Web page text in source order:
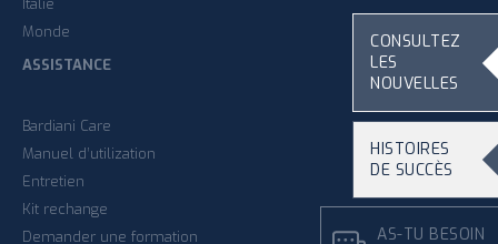
HISTOIRES
DE SUCCÈS
CONSULTEZ
LES
NOUVELLES
Monde
ASSISTANCE
Bardiani Care
Manuel d’utilization
Entretien
Kit rechange
Demander une formation
AS-TU BESOIN